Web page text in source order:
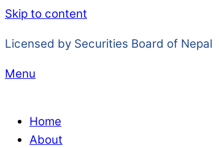
Skip to content
Licensed by Securities Board of
Menu
Home
About